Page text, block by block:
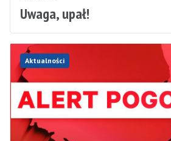
Uwaga, upał!
Aktualności